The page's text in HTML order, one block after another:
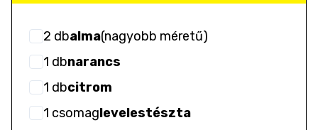
2 dbalma(nagyobb méretű)
1 dbnarancs
1 dbcitrom
1 csomaglevelestészta